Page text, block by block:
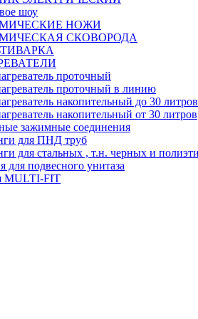
шоу
НОЖИ
СКОВОРОДА
проточный
проточный в линию
накопительный до 30 литров
накопительный от 30 литров
зажимные соединения
для ПНД труб
для стальных , т.н. черных и
для подвесного унитаза
MULTI-FIT